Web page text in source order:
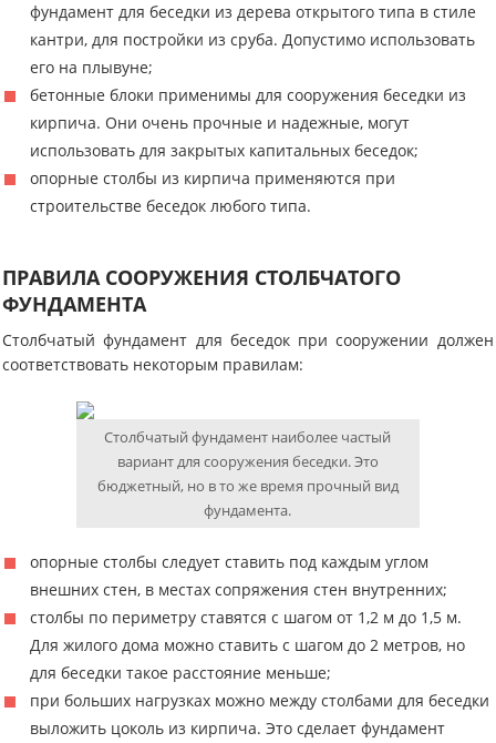
фундамент для беседки из дерева открытого типа в стиле
кантри, для постройки из сруба. Допустимо использовать
его на плывуне;
бетонные блоки применимы для сооружения беседки из
кирпича. Они очень прочные и надежные, могут
использовать для закрытых капитальных беседок;
опорные столбы из кирпича применяются при
строительстве беседок любого типа.
ПРАВИЛА СООРУЖЕНИЯ СТОЛБЧАТОГО
ФУНДАМЕНТА
Столбчатый фундамент для беседок при сооружении должен
соответствовать некоторым правилам:
Столбчатый фундамент наиболее частый
вариант для сооружения беседки. Это
бюджетный, но в то же время прочный вид
фундамента.
опорные столбы следует ставить под каждым углом
внешних стен, в местах сопряжения стен внутренних;
столбы по периметру ставятся с шагом от 1,2 м до 1,5 м.
Для жилого дома можно ставить с шагом до 2 метров, но
для беседки такое расстояние меньше;
при больших нагрузках можно между столбами для беседки
выложить цоколь из кирпича. Это сделает фундамент